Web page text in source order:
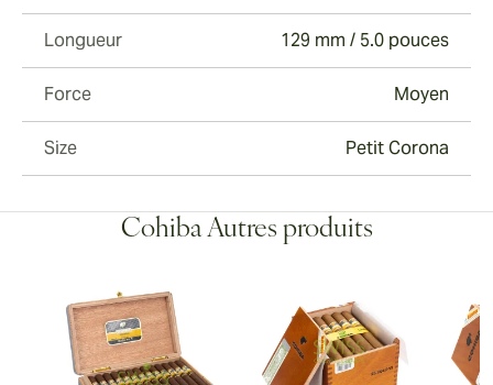
Longueur 129 mm / 5.0 pouces
Force Moyen
Size Petit Corona
Cohiba Autres produits